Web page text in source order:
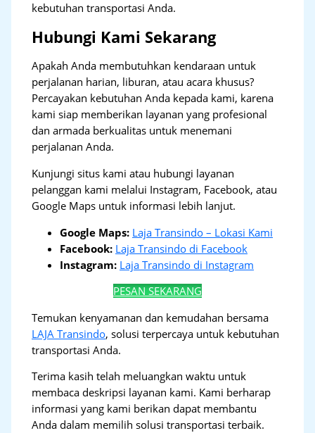
kebutuhan transportasi Anda.
Hubungi Kami Sekarang
Apakah Anda membutuhkan kendaraan untuk
perjalanan harian, liburan, atau acara khusus?
Percayakan kebutuhan Anda kepada kami, karena
kami siap memberikan layanan yang profesional
dan armada berkualitas untuk menemani
perjalanan Anda.
Kunjungi situs kami atau hubungi layanan
pelanggan kami melalui Instagram, Facebook, atau
Google Maps untuk informasi lebih lanjut.
Google Maps: Laja Transindo – Lokasi Kami
Facebook: Laja Transindo di Facebook
Instagram: Laja Transindo di Instagram
PESAN SEKARANG
Temukan kenyamanan dan kemudahan bersama
LAJA Transindo, solusi terpercaya untuk kebutuhan
transportasi Anda.
Terima kasih telah meluangkan waktu untuk
membaca deskripsi layanan kami. Kami berharap
informasi yang kami berikan dapat membantu
Anda dalam memilih solusi transportasi terbaik.